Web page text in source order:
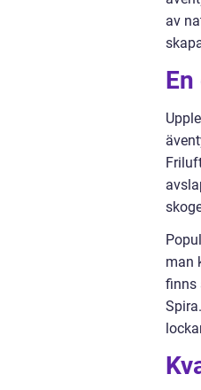
av
man
finns